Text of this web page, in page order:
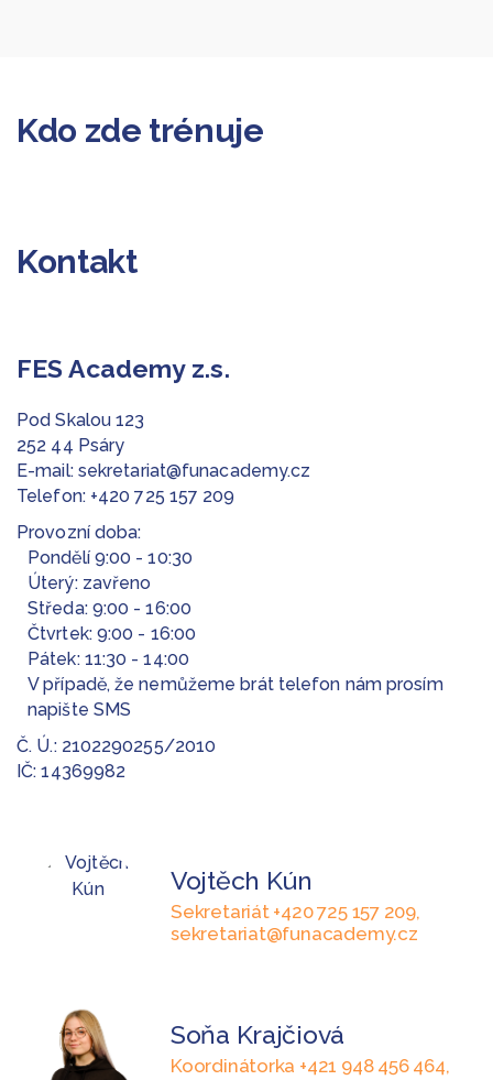
Kdo zde trénuje
Kontakt
FES Academy z.s.
Pod Skalou 123
252 44 Psáry
E-mail: sekretariat@funacademy.cz
Telefon: +420 725 157 209
Provozní doba:
Pondělí 9:00 - 10:30
Úterý: zavřeno
Středa: 9:00 - 16:00
Čtvrtek: 9:00 - 16:00
Pátek: 11:30 - 14:00
V případě, že nemůžeme brát telefon nám prosím
napište SMS
Č. Ú.: 2102290255/2010
IČ: 14369982
Vojtěch Kún
Sekretariát +420 725 157 209,
sekretariat@funacademy.cz
Soňa Krajčiová
Koordinátorka +421 948 456 464,